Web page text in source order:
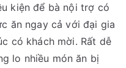
kiện để bà nội trợ có
ăn ngay cả với đại gia
có khách mời. Rất dễ
lo nhiều món ăn bị